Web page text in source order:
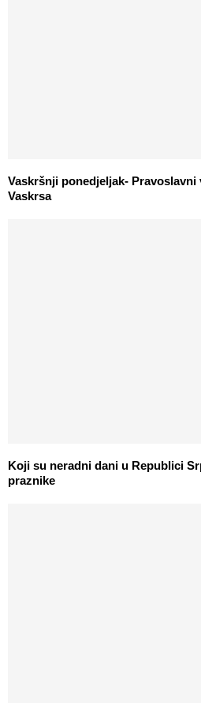
Vaskršnji ponedjeljak-
Vaskrsa
Koji su neradni dani u Republici
praznike